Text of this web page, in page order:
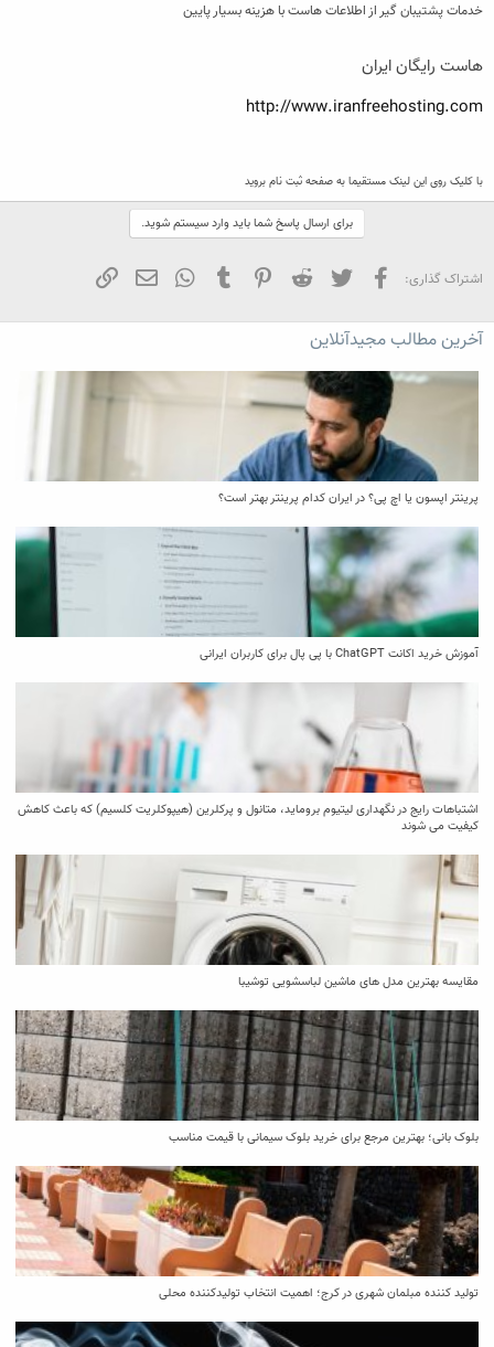
خدمات پشتیبان گیر از اطلاعات هاست با هزینه بسیار پایین
هاست رایگان ایران
http://www.iranfreehosting.com
با کلیک روی این لینک مستقیما به صفحه ثبت نام بروید
برای ارسال پاسخ شما باید وارد سیستم شوید.
اشتراک گذاری: فیسبوک تویتر Reddit
Pinterest
Tumblr
WhatsApp
ایمیل
آخرین مطالب مجیدآنلاین
پرینتر اپسون یا اچ پی؟ در ایران کدام پرینتر بهتر است؟
آموزش خرید اکانت ChatGPT با پی پال برای کاربران ایرانی
اشتباهات رایج در نگهداری لیتیوم بروماید، متانول و پرکلرین (هیپوکلریت کلسیم) که باعث کاهش
کیفیت می‌ شوند
مقایسه بهترین مدل ‌های ماشین لباسشویی توشیبا
بلوک بانی؛ بهترین مرجع برای خرید بلوک سیمانی با قیمت مناسب
تولید کننده مبلمان شهری در کرج؛ اهمیت انتخاب تولیدکننده محلی